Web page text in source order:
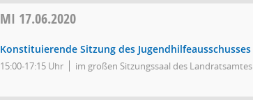
MI 17.06.2020
Konstituierende Sitzung des Jugendhilfeausschusses
15:00-17:15 Uhr im großen Sitzungssaal des Landratsamtes